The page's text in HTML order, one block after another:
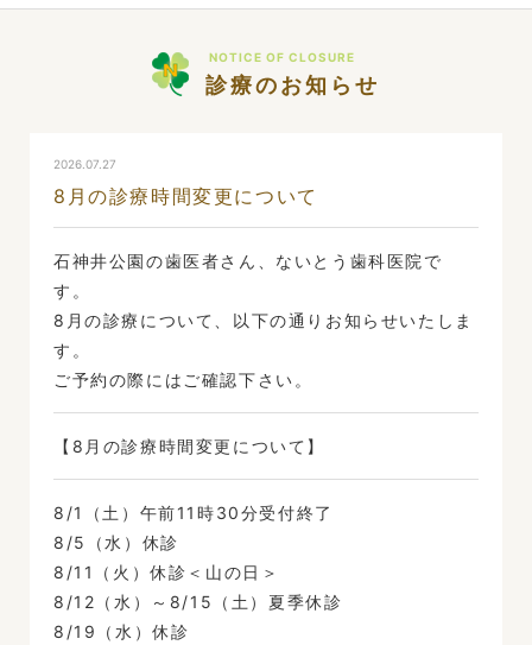
NOTICE OF CLOSURE
診療のお知らせ
2026.07.27
8月の診療時間変更について
石神井公園の歯医者さん、ないとう歯科医院で
す。
8月の診療について、以下の通りお知らせいたしま
す。
ご予約の際にはご確認下さい。
【8月の診療時間変更について】
8/1（土）午前11時30分受付終了
8/5（水）休診
8/11（火）休診＜山の日＞
8/12（水）～8/15（土）夏季休診
8/19（水）休診